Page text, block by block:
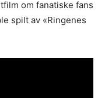
om fanatiske fans
spilt av «Ringenes